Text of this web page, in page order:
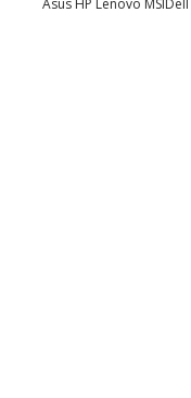
Asus HP Lenovo MSIDell